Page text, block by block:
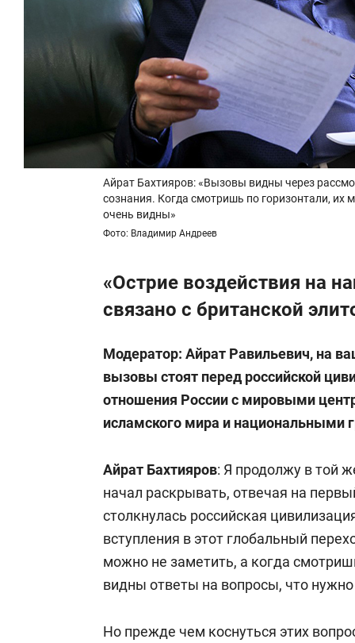
Айрат Бахтияров: «Вызовы видны через
сознания. Когда смотришь по горизонтали, их
очень видны»
Фото: Владимир Андреев
«Острие воздействия на
связано с британской
Модератор: Айрат Равильевич, на
вызовы стоят перед российской
отношения Россиис мировыми
исламского мира и национальными
Айрат Бахтияров: Я продолжу в той
начал раскрывать, отвечая на
столкнулась российская
вступления в этот глобальный
можно не заметить, а когда
видны ответы на вопросы, что
Но прежде чем коснуться этих